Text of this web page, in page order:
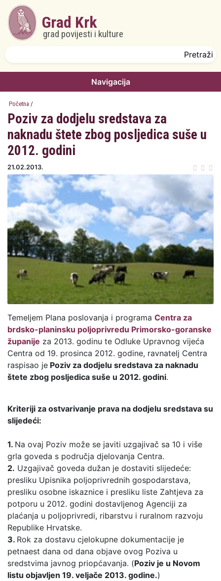
Skoči na glavni sadržaj
Grad Krk
grad povijesti i kulture
Navigacija
Početna /
Poziv za dodjelu sredstava za
naknadu štete zbog posljedica suše u
2012. godini
21.02.2013.
Temeljem Plana poslovanja i programa Centra za
brdsko-planinsku poljoprivredu Primorsko-goranske
županije za 2013. godinu te Odluke Upravnog vijeća
Centra od 19. prosinca 2012. godine, ravnatelj Centra
raspisao je Poziv za dodjelu sredstava za naknadu
štete zbog posljedica suše u 2012. godini.
Kriteriji za ostvarivanje prava na dodjelu sredstava su
slijedeći:
1. Na ovaj Poziv može se javiti uzgajivač sa 10 i više
grla goveda s područja djelovanja Centra.
2. Uzgajivač goveda dužan je dostaviti slijedeće:
presliku Upisnika poljoprivrednih gospodarstava,
presliku osobne iskaznice i presliku liste Zahtjeva za
potporu u 2012. godini dostavljenog Agenciji za
plaćanja u poljoprivredi, ribarstvu i ruralnom razvoju
Republike Hrvatske.
3. Rok za dostavu cjelokupne dokumentacije je
petnaest dana od dana objave ovog Poziva u
sredstvima javnog priopćavanja. (Poziv je u Novom
listu objavljen 19. veljače 2013. godine.)